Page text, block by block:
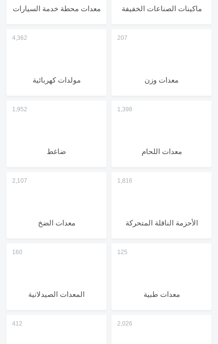
ماكينات الصناعات الخفيفة معدات محطة خدمة السيارات
معدات وزن مولدات كهربائية
معدات اللحام ضاغط
الأحزمة الناقلة المتحركة معدات الضخ
معدات طبية المعدات الصيدلانية